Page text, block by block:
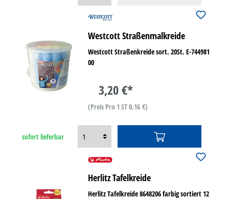
Westcott Straßenmalkreide
Westcott Straßenkreide sort. 20St. E-744981
00
3,20 €*
(Preis Pro 1 ST 0,16 €)
sofort lieferbar
Herlitz Tafelkreide
Herlitz Tafelkreide 8648206 farbig sortiert 12